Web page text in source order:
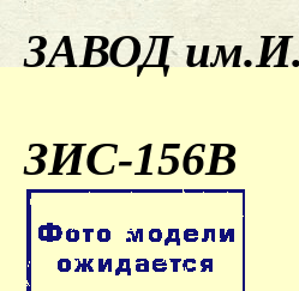
ЗАВОД
ЗИС-156В